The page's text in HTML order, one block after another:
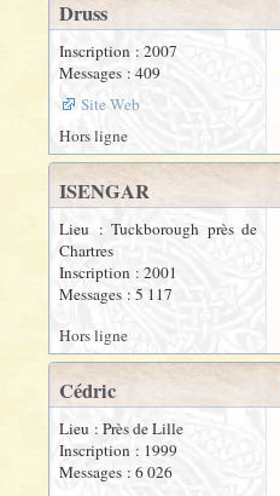
Druss
Inscription : 2007
Messages : 409
Site Web
Hors ligne
ISENGAR
Lieu : Tuckborough près de
Chartres
Inscription : 2001
Messages : 5 117
Hors ligne
Cédric
Lieu : Près de Lille
Inscription : 1999
Messages : 6 026